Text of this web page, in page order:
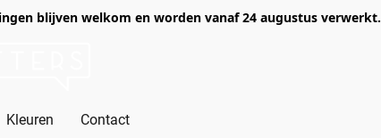
blijven welkom en worden vanaf 24 augustus verwerkt.
Kleuren Contact